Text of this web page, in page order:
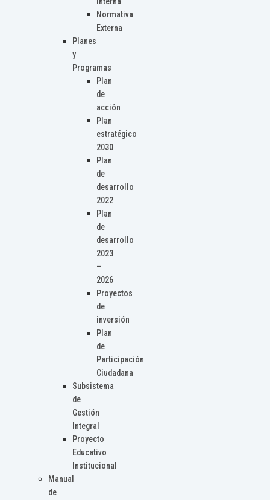
Normativa
Externa
Planes
y
Programas
Plan
de
acción
Plan
estratégico
2030
Plan
de
desarrollo
2022
Plan
de
desarrollo
2023
–
2026
Proyectos
de
inversión
Plan
de
Participación
Ciudadana
Subsistema
de
Gestión
Integral
Proyecto
Educativo
Institucional
Manual
de